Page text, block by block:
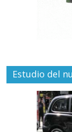
Estudio del